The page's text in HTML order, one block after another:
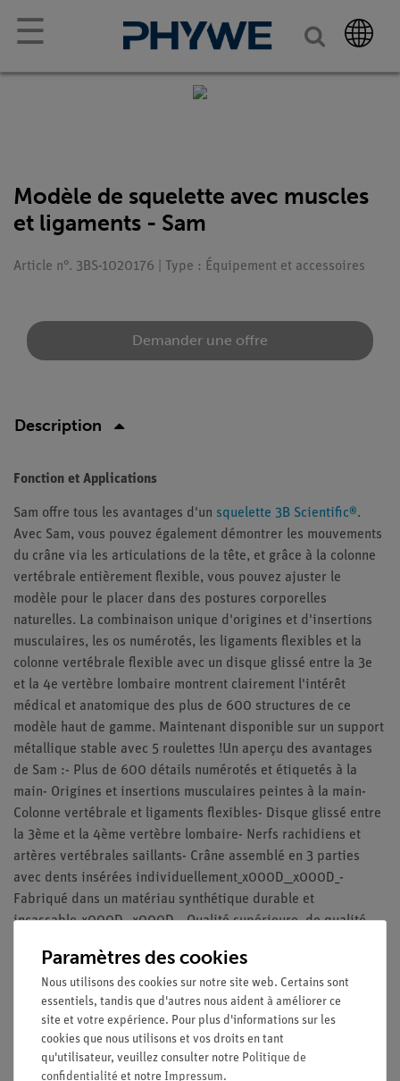
☰
Modèle de squelette avec muscles
et ligaments - Sam
Article n°. 3BS-1020176 | Type : Équipement et accessoires
Demander une offre
Description
Fonction et Applications
Sam offre tous les avantages d'un squelette 3B Scientific®.
Avec Sam, vous pouvez également démontrer les mouvements
du crâne via les articulations de la tête, et grâce à la colonne
vertébrale entièrement flexible, vous pouvez ajuster le
modèle pour le placer dans des postures corporelles
naturelles. La combinaison unique d'origines et d'insertions
musculaires, les os numérotés, les ligaments flexibles et la
colonne vertébrale flexible avec un disque glissé entre la 3e
et la 4e vertèbre lombaire montrent clairement l'intérêt
médical et anatomique des plus de 600 structures de ce
modèle haut de gamme. Maintenant disponible sur un support
métallique stable avec 5 roulettes !Un aperçu des avantages
de Sam :- Plus de 600 détails numérotés et étiquetés à la
main- Origines et insertions musculaires peintes à la main-
Colonne vertébrale et ligaments flexibles- Disque glissé entre
la 3ème et la 4ème vertèbre lombaire- Nerfs rachidiens et
artères vertébrales saillants- Crâne assemblé en 3 parties
avec dents insérées individuellement_x000D__x000D_-
Fabriqué dans un matériau synthétique durable et
incassable_x000D__x000D_- Qualité supérieure, de qualité
Germany"_x000D__x000D_- Proche du poids réaliste
d'environ 200 os_x000D__x000D_- Assemblage final effectué
à la main_x000D__x000D_- Sur un support métallique stable
avec 5 roulettes (peint en blanc)_x000D__x000D_- Peut être
retiré du support_x000D__x000D_- Flexibilité totale des
membres du côté gauche, le côté droit a une flexibilité totale
Paramètres des cookies
Nous utilisons des cookies sur notre site web. Certains sont
essentiels, tandis que d'autres nous aident à améliorer ce
site et votre expérience. Pour plus d'informations sur les
cookies que nous utilisons et vos droits en tant
qu'utilisateur, veuillez consulter notre Politique de
confidentialité et notre Impressum.